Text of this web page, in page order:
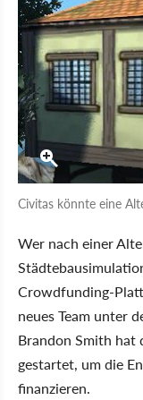
Civitas könnte eine
Wer nach einer
Crowdfunding-
neues Team unter
Brandon Smith hat
gestartet, um die
finanzieren.